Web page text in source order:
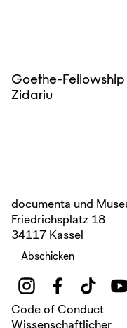
Goethe-
Zidariu
documenta und
Friedrichsplatz 18
34117 Kassel
Abschicken
Code of Conduct
Wissenschaftlicher